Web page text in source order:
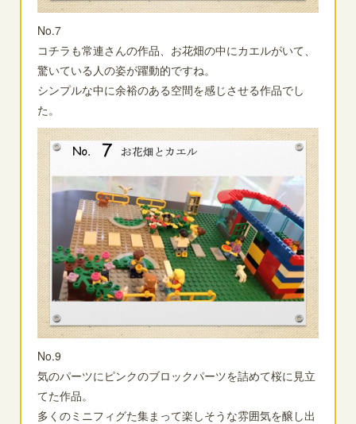
No.7
コチラも常連さんの作品、お花畑の中にカエルがいて、
驚いている人の姿が躍動的ですね。
シンプルな中に余裕のある空間を感じさせる作品でし
た。
No.9
気のパーツにピンクのブロックパーツを詰めて桜に見立
てた作品。
多くのミニフィグた集まって楽しそうな雰囲気を醸し出